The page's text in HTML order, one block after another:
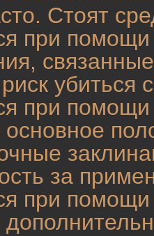
Стоят
при помощи
при помощи
основное
за
при помощи